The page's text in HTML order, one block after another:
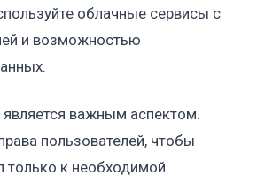
облачные сервисы с
и возможностью
является важным аспектом.
пользователей, чтобы
только к необходимой